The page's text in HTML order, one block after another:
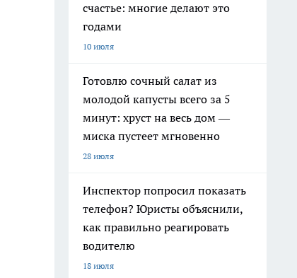
счастье: многие делают это
годами
10 июля
Готовлю сочный салат из
молодой капусты всего за 5
минут: хруст на весь дом —
миска пустеет мгновенно
28 июля
Инспектор попросил показать
телефон? Юристы объяснили,
как правильно реагировать
водителю
18 июля